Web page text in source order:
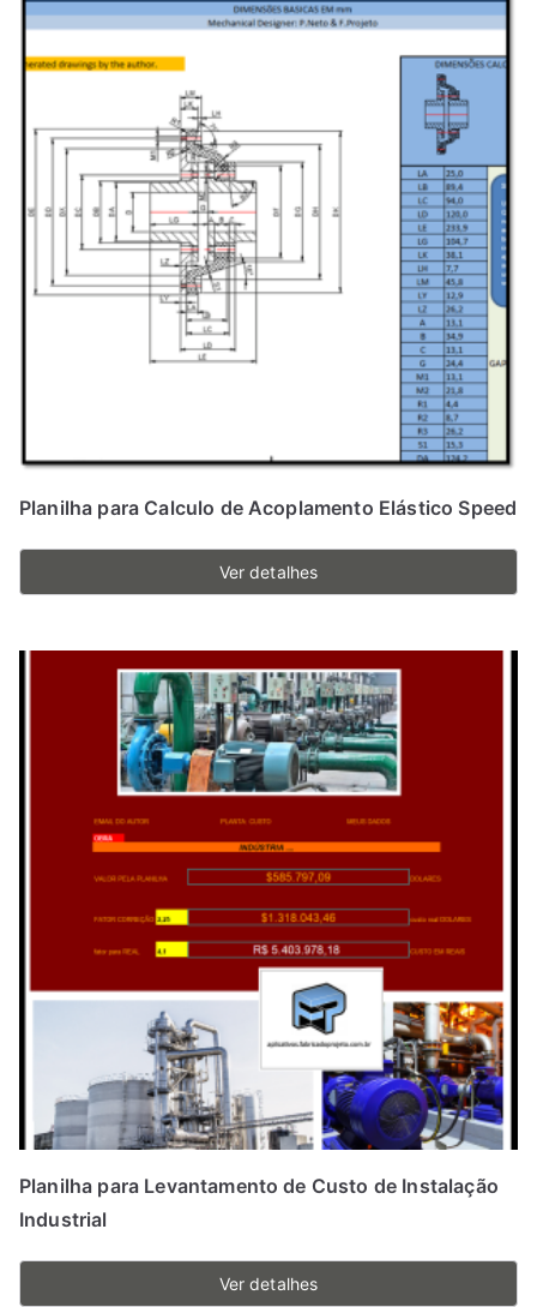
Planilha para Calculo de Acoplamento Elástico Speed
Ver detalhes
Planilha para Levantamento de Custo de Instalação
Industrial
Ver detalhes